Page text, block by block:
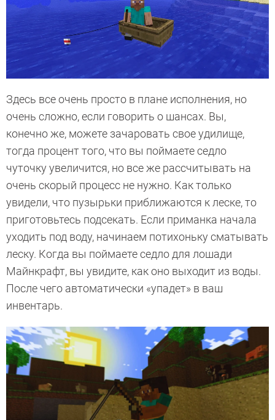
Здесь все очень просто в плане исполнения, но
очень сложно, если говорить о шансах. Вы,
конечно же, можете зачаровать свое удилище,
тогда процент того, что вы поймаете седло
чуточку увеличится, но все же рассчитывать на
очень скорый процесс не нужно. Как только
увидели, что пузырьки приближаются к леске, то
приготовьтесь подсекать. Если приманка начала
уходить под воду, начинаем потихоньку сматывать
леску. Когда вы поймаете седло для лошади
Майнкрафт, вы увидите, как оно выходит из воды.
После чего автоматически «упадет» в ваш
инвентарь.